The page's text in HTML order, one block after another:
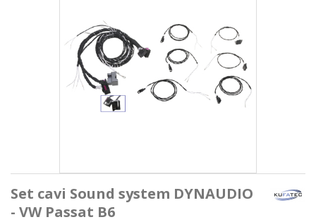
Set cavi Sound system DYNAUDIO
- VW Passat B6